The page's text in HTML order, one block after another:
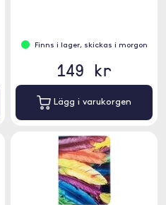
Finns i lager, skickas i morgon
149 kr
Lägg i varukorgen